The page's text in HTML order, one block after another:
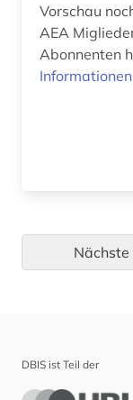
didaktik (1)
Vorschau
AEA
Abonnenten
Informationen
Nächste
DBIS ist Teil der